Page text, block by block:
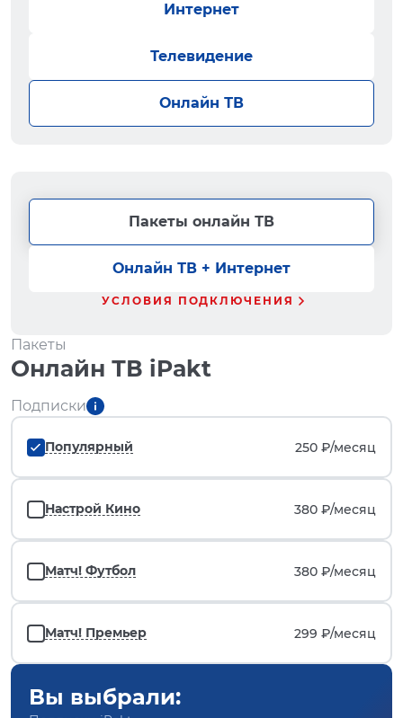
Интернет
Телевидение
Онлайн ТВ
Пакеты онлайн ТВ
Онлайн ТВ + Интернет
УСЛОВИЯ ПОДКЛЮЧЕНИЯ
Пакеты
Онлайн ТВ iPakt
Подписки
Популярный 250 ₽/месяц
Настрой Кино 380 ₽/месяц
Матч! Футбол 380 ₽/месяц
Матч! Премьер 299 ₽/месяц
Вы выбрали: